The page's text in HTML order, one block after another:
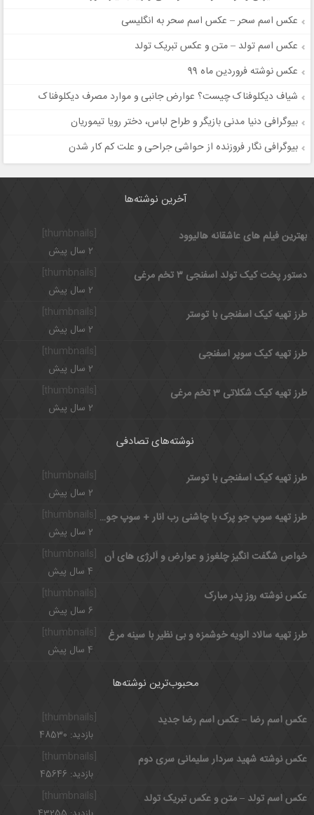
عکس اسم سحر – عکس اسم سحر به انگلیسی
عکس اسم تولد – متن و عکس تبریک تولد
عکس نوشته فروردین ماه 99
شیاف دیکلوفناک چیست؟ عوارض جانبی و موارد مصرف دیکلوفناک
بیوگرافی دنیا مدنی بازیگر و طراح لباس، دختر رویا تیموریان
بیوگرافی نگار فروزنده از حواشی جراحی و علت کم کار شدن
آخرین نوشته‌ها
بهترین فیلم های عاشقانه هالیوود
2 سال پیش
[thumbnails]
دستور پخت کیک تولد اسفنجی ۳ تخم مرغی
2 سال پیش
طرز تهیه کیک اسفنجی با توستر
2 سال پیش
[thumbnails]
طرز تهیه کیک سوپر اسفنجی
2 سال پیش
طرز تهیه کیک شکلاتی 3 تخم مرغی
2 سال پیش
نوشته‌های تصادفی
[thumbnails] طرز تهیه کیک اسفنجی با توستر
2 سال پیش
طرز تهیه سوپ جو پرک با چاشنی رب انار + سوپ جو پرک
2 سال پیش
[thumbnails]
خواص شگفت انگیز چلغوز و عوارض و آلرژی های آن
4 سال پیش
عکس نوشته روز پدر مبارک
6 سال پیش
طرز تهیه سالاد الویه خوشمزه و بی نظیر با سینه مرغ
4 سال پیش
محبوب‌ترین نوشته‌ها
عکس اسم رضا – عکس اسم رضا جدید
بازدید: 48530
[thumbnails]
عکس نوشته شهید سردار سلیمانی سری دوم
بازدید: 45646
عکس اسم تولد – متن و عکس تبریک تولد